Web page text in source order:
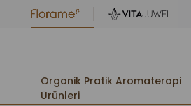
Organik Pratik Aromaterapi
Ürünleri